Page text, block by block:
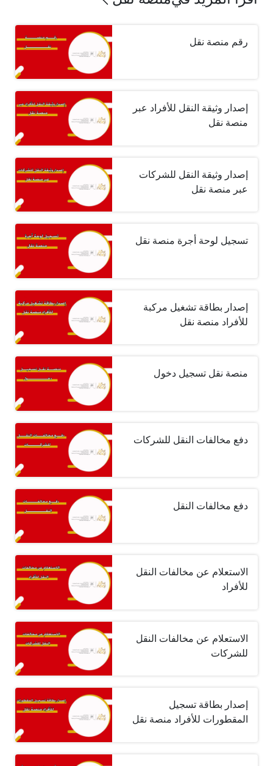
رقم منصة نقل
إصدار وثيقة النقل للأفراد عبر
منصة نقل
إصدار وثيقة النقل للشركات
عبر منصة نقل
تسجيل لوحة أجرة منصة نقل
إصدار بطاقة تشغيل مركبة
للأفراد منصة نقل
منصة نقل تسجيل دخول
دفع مخالفات النقل للشركات
دفع مخالفات النقل
الاستعلام عن مخالفات النقل
للأفراد
الاستعلام عن مخالفات النقل
للشركات
إصدار بطاقة تسجيل
المقطورات للأفراد منصة نقل